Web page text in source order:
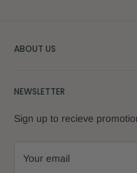
ABOUT US
NEWSLETTER
Sign up to recieve
Your email